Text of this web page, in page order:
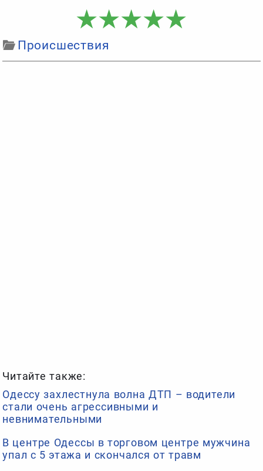
Происшествия
Читайте также:
Одессу захлестнула волна ДТП – водители
стали очень агрессивными и
невнимательными
В центре Одессы в торговом центре мужчина
упал с 5 этажа и скончался от травм